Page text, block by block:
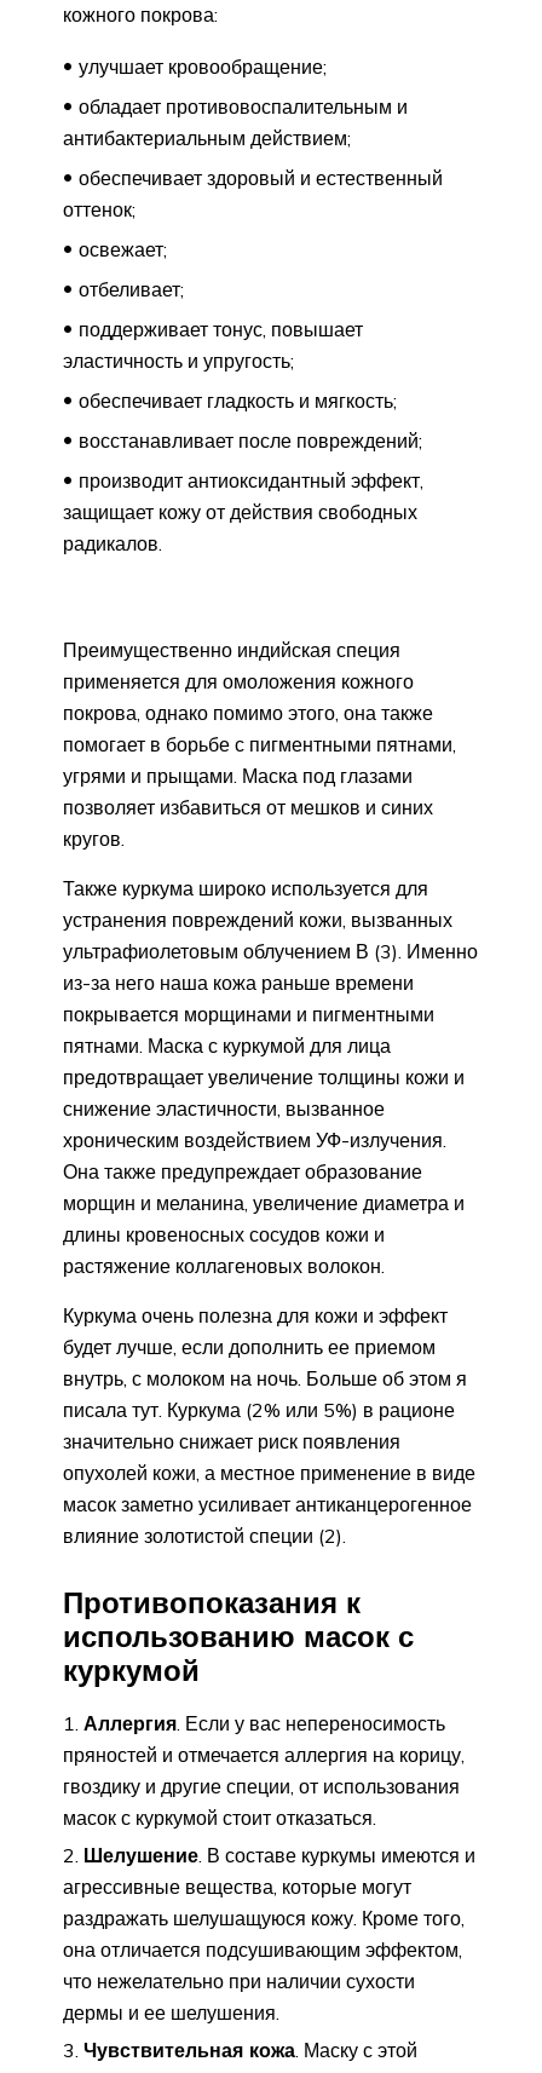
кожного покрова:
улучшает кровообращение;
обладает противовоспалительным и
антибактериальным действием;
обеспечивает здоровый и естественный
оттенок;
освежает;
отбеливает;
поддерживает тонус, повышает
эластичность и упругость;
обеспечивает гладкость и мягкость;
восстанавливает после повреждений;
производит антиоксидантный эффект,
защищает кожу от действия свободных
радикалов.
Преимущественно индийская специя
применяется для омоложения кожного
покрова, однако помимо этого, она также
помогает в борьбе с пигментными пятнами,
угрями и прыщами. Маска под глазами
позволяет избавиться от мешков и синих
кругов.
Также куркума широко используется для
устранения повреждений кожи, вызванных
ультрафиолетовым облучением В (3). Именно
из-за него наша кожа раньше времени
покрывается морщинами и пигментными
пятнами. Маска с куркумой для лица
предотвращает увеличение толщины кожи и
снижение эластичности, вызванное
хроническим воздействием УФ-излучения.
Она также предупреждает образование
морщин и меланина, увеличение диаметра и
длины кровеносных сосудов кожи и
растяжение коллагеновых волокон.
Куркума очень полезна для кожи и эффект
будет лучше, если дополнить ее приемом
внутрь, с молоком на ночь. Больше об этом я
писала тут. Куркума (2% или 5%) в рационе
значительно снижает риск появления
опухолей кожи, а местное применение в виде
масок заметно усиливает антиканцерогенное
влияние золотистой специи (2).
Противопоказания к
использованию масок с
куркумой
Аллергия. Если у вас непереносимость
пряностей и отмечается аллергия на корицу,
гвоздику и другие специи, от использования
масок с куркумой стоит отказаться.
Шелушение. В составе куркумы имеются и
агрессивные вещества, которые могут
раздражать шелушащуюся кожу. Кроме того,
она отличается подсушивающим эффектом,
что нежелательно при наличии сухости
дермы и ее шелушения.
Чувствительная кожа. Маску с этой